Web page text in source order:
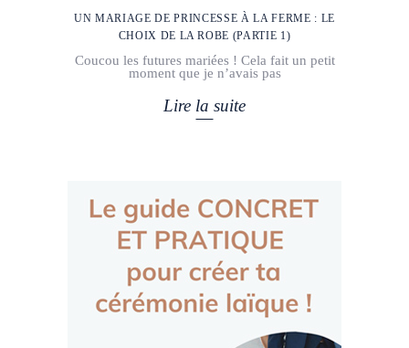
UN MARIAGE DE PRINCESSE À LA FERME : LE
CHOIX DE LA ROBE (PARTIE 1)
Coucou les futures mariées ! Cela fait un petit
moment que je n’avais pas
Lire la suite